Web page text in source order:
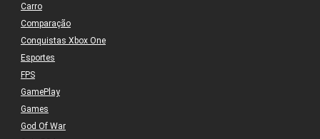
Carro
Comparação
Conquistas Xbox One
Esportes
FPS
GamePlay
Games
God Of War